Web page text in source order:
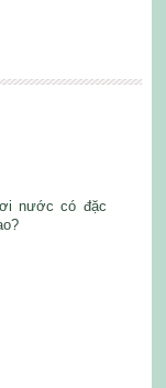
nước có đặc